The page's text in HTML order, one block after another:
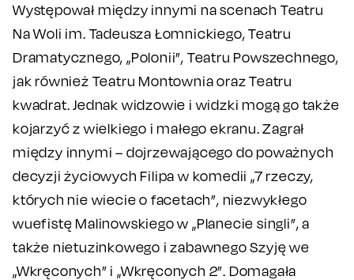
Występował między innymi na scenach Teatru
Na Woli im. Tadeusza Łomnickiego, Teatru
Dramatycznego, „Polonii”, Teatru Powszechnego,
jak również Teatru Montownia oraz Teatru
kwadrat. Jednak widzowie i widzki mogą go także
kojarzyć z wielkiego i małego ekranu. Zagrał
między innymi – dojrzewającego do poważnych
decyzji życiowych Filipa w komedii „7 rzeczy,
których nie wiecie o facetach”, niezwykłego
wuefistę Malinowskiego w „Planecie singli”, a
także nietuzinkowego i zabawnego Szyję we
„Wkręconych” i „Wkręconych 2”. Domagała